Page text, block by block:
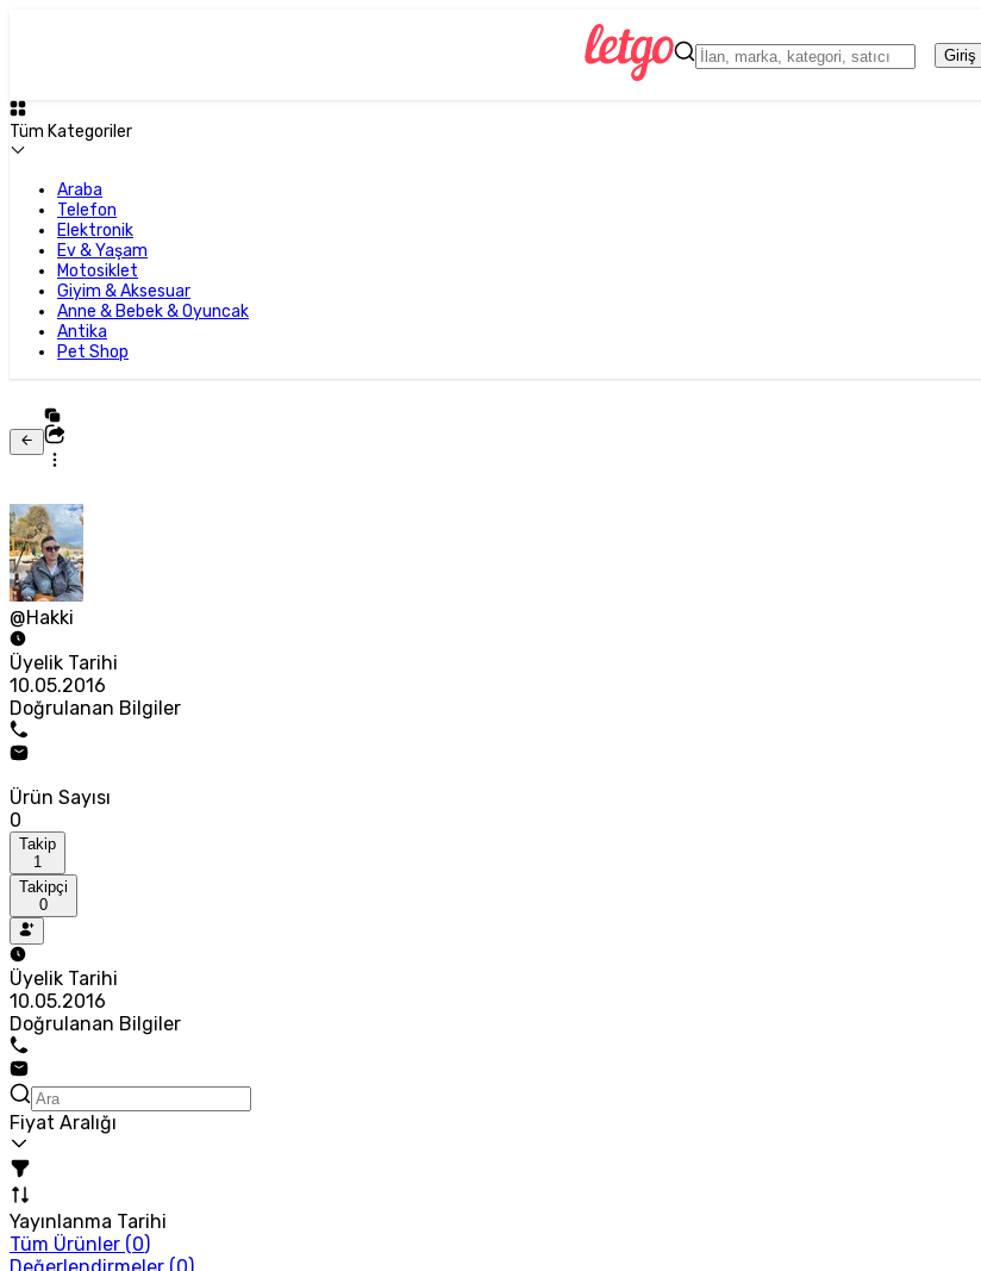
Giriş
Tüm Kategoriler
Araba
Telefon
Elektronik
Ev & Yaşam
Motosiklet
Giyim & Aksesuar
Anne & Bebek & Oyuncak
Antika
Pet Shop
@Hakki
Üyelik Tarihi
10.05.2016
Doğrulanan Bilgiler
Ürün Sayısı
0
Takip
1
Takipçi
0
Üyelik Tarihi
10.05.2016
Doğrulanan Bilgiler
Fiyat Aralığı
Yayınlanma Tarihi
Tüm Ürünler (0)
Değerlendirmeler (0)